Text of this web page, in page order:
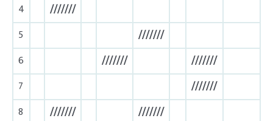
4
///////
5
///////
6
///////
///////
7
///////
8
/////// ///////